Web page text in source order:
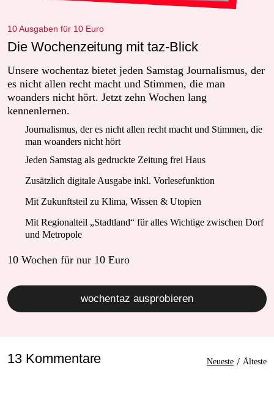
10 Ausgaben für 10 Euro
Die Wochenzeitung mit taz-Blick
Unsere wochentaz bietet jeden Samstag Journalismus, der
es nicht allen recht macht und Stimmen, die man
woanders nicht hört. Jetzt zehn Wochen lang
kennenlernen.
Journalismus, der es nicht allen recht macht und Stimmen, die
man woanders nicht hört
Jeden Samstag als gedruckte Zeitung frei Haus
Zusätzlich digitale Ausgabe inkl. Vorlesefunktion
Mit Zukunftsteil zu Klima, Wissen & Utopien
Mit Regionalteil „Stadtland“ für alles Wichtige zwischen Dorf
und Metropole
10 Wochen für nur 10 Euro
wochentaz ausprobieren
13 Kommentare Neueste / Älteste